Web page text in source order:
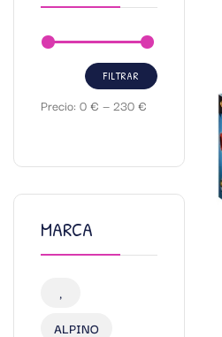
FILTRAR
Precio: 0 € —230 €
MARCA
,
ALPINO